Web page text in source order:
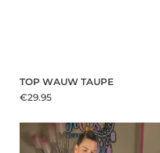
TOP WAUW TAUPE
€29.95